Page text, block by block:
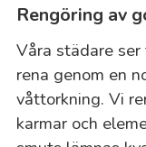
Rengöring av
Våra städare
rena genom en
våttorkning. Vi
karmar och